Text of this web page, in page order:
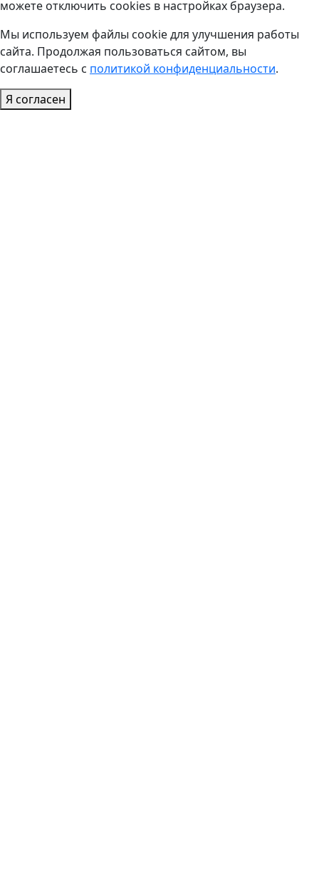
можете отключить cookies в настройках браузера.
Мы используем файлы cookie для улучшения работы
сайта. Продолжая пользоваться сайтом, вы
соглашаетесь с политикой конфиденциальности.
Я согласен